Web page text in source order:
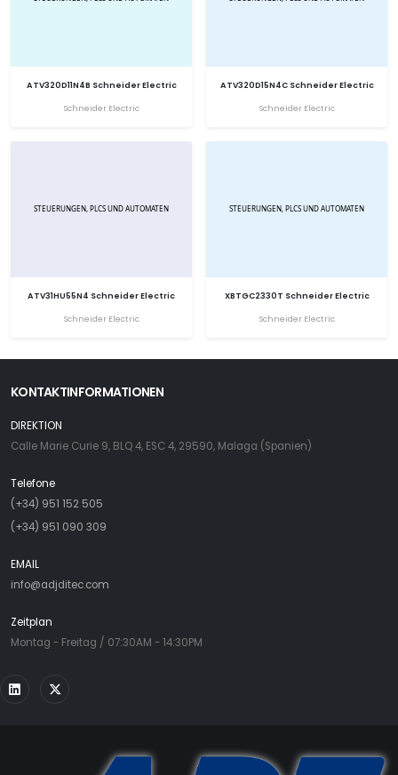
ATV320D11N4B Schneider Electric
Schneider Electric
ATV320D15N4C Schneider Electric
Schneider Electric
ATV31HU55N4 Schneider Electric
Schneider Electric
XBTGC2330T Schneider Electric
Schneider Electric
KONTAKTINFORMATIONEN
DIREKTION
Calle Marie Curie 9, BLQ 4, ESC 4, 29590, Malaga (Spanien)
Telefone
(+34) 951 152 505
(+34) 951 090 309
EMAIL
info@adjditec.com
Zeitplan
Montag - Freitag / 07:30AM - 14:30PM